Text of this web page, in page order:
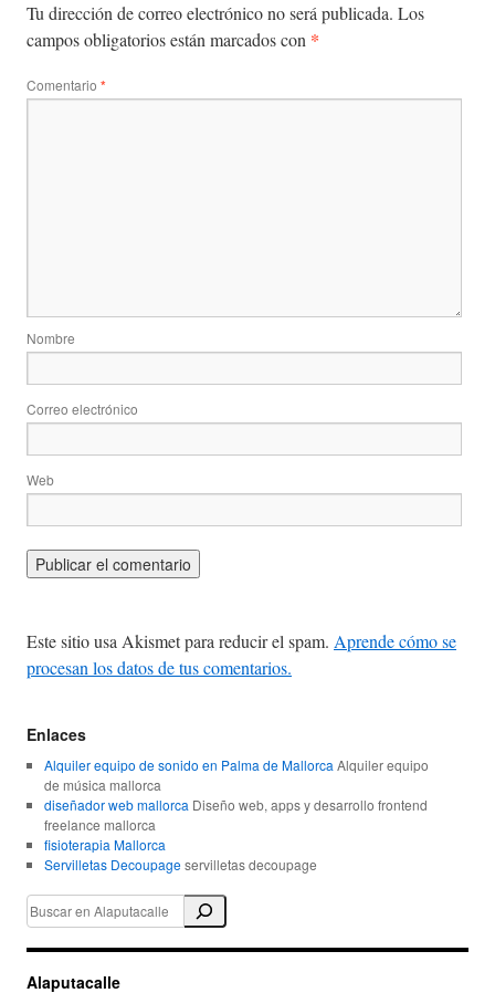
Tu dirección de correo electrónico no será publicada. Los
campos obligatorios están marcados con *
Comentario *
Nombre
Correo electrónico
Web
Este sitio usa Akismet para reducir el spam. Aprende cómo se
procesan los datos de tus comentarios.
Enlaces
Alquiler equipo de sonido en Palma de Mallorca Alquiler equipo
de música mallorca
diseñador web mallorca Diseño web, apps y desarrollo frontend
freelance mallorca
fisioterapia Mallorca
Servilletas Decoupageservilletas decoupage
Alaputacalle